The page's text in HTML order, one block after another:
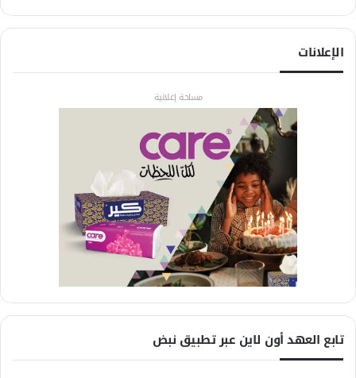
الإعلانات
مساحة إعلانية
تابع العهد أون لاين عبر تطبيق نبض